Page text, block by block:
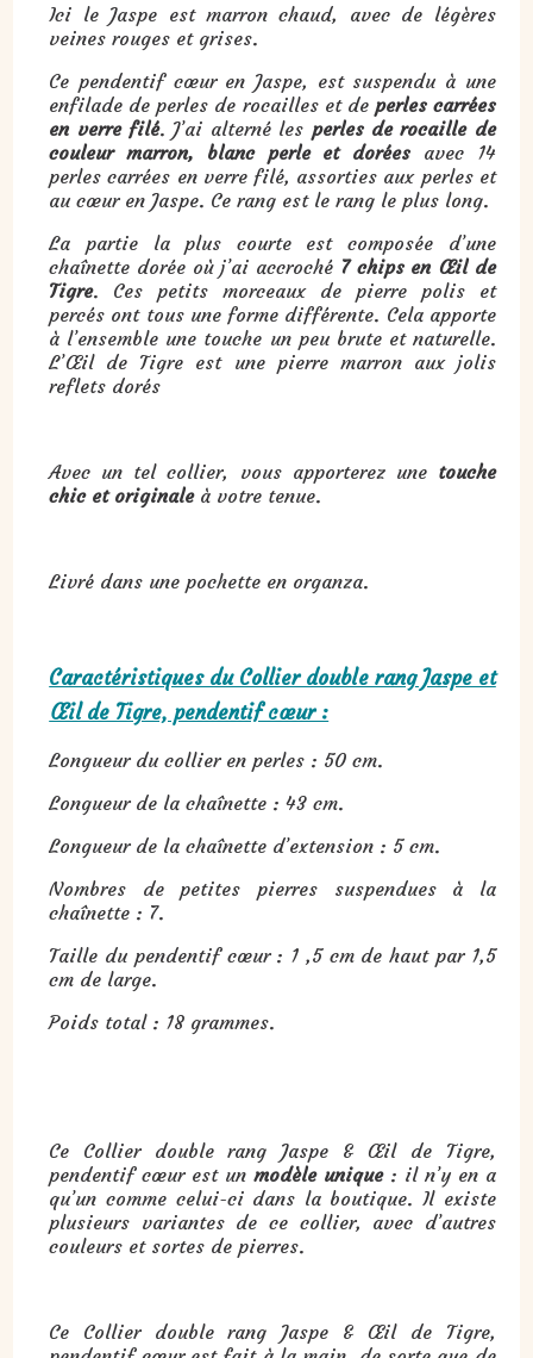
Ici le Jaspe est marron chaud, avec de légères
veines rouges et grises.
Ce pendentif cœur en Jaspe, est suspendu à une
enfilade de perles de rocailles et de perles carrées
en verre filé. J’ai alterné les perles de rocaille de
couleur marron, blanc perle et dorées avec 14
perles carrées en verre filé, assorties aux perles et
au cœur en Jaspe. Ce rang est le rang le plus long.
La partie la plus courte est composée d’une
chaînette dorée où j’ai accroché 7 chips en Œil de
Tigre. Ces petits morceaux de pierre polis et
percés ont tous une forme différente. Cela apporte
à l’ensemble une touche un peu brute et naturelle.
L’Œil de Tigre est une pierre marron aux jolis
reflets dorés
Avec un tel collier, vous apporterez une touche
chic et originaleà votre tenue.
Livré dans une pochette en organza.
Caractéristiques du Collier double rang Jaspe et
Œil de Tigre, pendentif cœur :
Longueur du collier en perles : 50 cm.
Longueur de la chaînette : 43 cm.
Longueur de la chaînette d’extension : 5 cm.
Nombres de petites pierres suspendues à la
chaînette : 7.
Taille du pendentif cœur : 1 ,5 cm de haut par 1,5
cm de large.
Poids total : 18 grammes.
Ce Collier double rang Jaspe & Œil de Tigre,
pendentif cœur est unmodèle unique: il n’y en a
qu’un comme celui-ci dans la boutique. Il existe
plusieurs variantes de ce collier, avec d’autres
couleurs et sortes de pierres.
Ce Collier double rang Jaspe & Œil de Tigre,